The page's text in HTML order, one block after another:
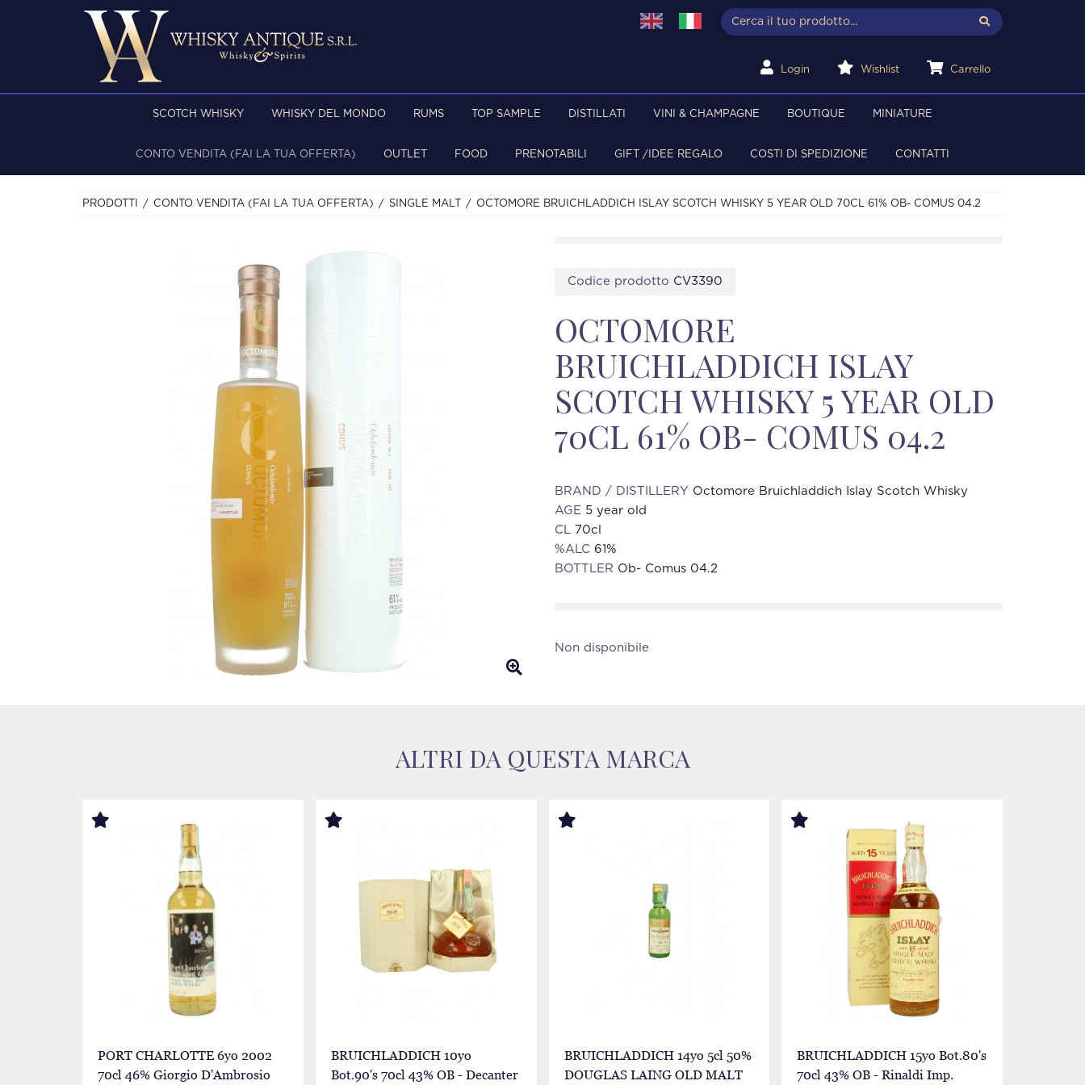
Login Wishlist Carrello
SCOTCH WHISKY WHISKY DEL MONDO RUMS TOP SAMPLE DISTILLATI VINI & CHAMPAGNE BOUTIQUE MINIATURE
CONTO VENDITA (FAI LA TUA OFFERTA) OUTLET FOOD PRENOTABILI GIFT /IDEE REGALO COSTI DI SPEDIZIONE CONTATTI
PRODOTTI CONTO VENDITA (FAI LA TUA OFFERTA) SINGLE MALT OCTOMORE BRUICHLADDICH ISLAY SCOTCH WHISKY 5 YEAR OLD 70CL 61% OB- COMUS 04.2
Codice prodotto CV3390
OCTOMORE
BRUICHLADDICH ISLAY
SCOTCH WHISKY 5 YEAR OLD
70CL 61% OB- COMUS 04.2
BRAND / DISTILLERY Octomore Bruichladdich Islay Scotch Whisky
AGE 5 year old
CL 70cl
%ALC 61%
BOTTLER Ob- Comus 04.2
Non disponibile
ALTRI DA QUESTA MARCA
PORT CHARLOTTE 6yo 2002
70cl 46% Giorgio D'Ambrosio
BRUICHLADDICH 10yo
Bot.90's 70cl 43% OB - Decanter
BRUICHLADDICH 14yo 5cl 50%
DOUGLAS LAING OLD MALT
BRUICHLADDICH 15yo Bot.80's
70cl 43% OB - Rinaldi Imp.